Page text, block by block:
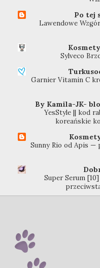
Po tej
Lawendowe
Sylveco
Garnier Vitamin C
By Kamila-JK-
YesStyle || kod
koreańskie
Sunny Rio od Apis —
Super Serum